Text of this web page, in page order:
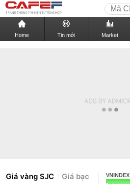
Home Tin mới Market
Giá vàng SJC Giá bạc VNINDEX